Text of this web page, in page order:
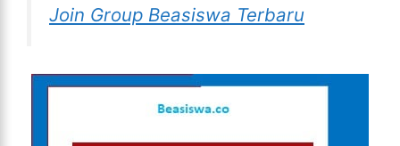
Join Group Beasiswa Terbaru